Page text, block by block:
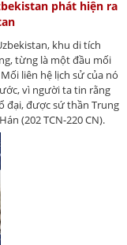
phát hiện ra
khu di tích
từng là một đầu mối
liên hệ lịch sử của nó
vì người ta tin rằng
đại, được sứ thần Trung
(202 TCN-220 CN).